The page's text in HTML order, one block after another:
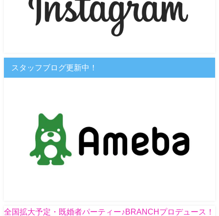
スタッフブログ更新中！
全国拡大予定・既婚者パーティー♪BRANCHプロデュース！